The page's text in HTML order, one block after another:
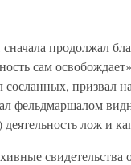
продолжал
сам
призвал
фельдмаршалом
лож и
свидетельства